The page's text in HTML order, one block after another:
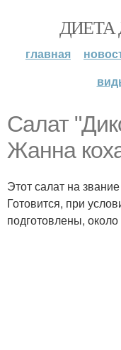
ДИЕТА
главная
Салат
Жанна
Этот салат на
Готовится, при
подготовлены,